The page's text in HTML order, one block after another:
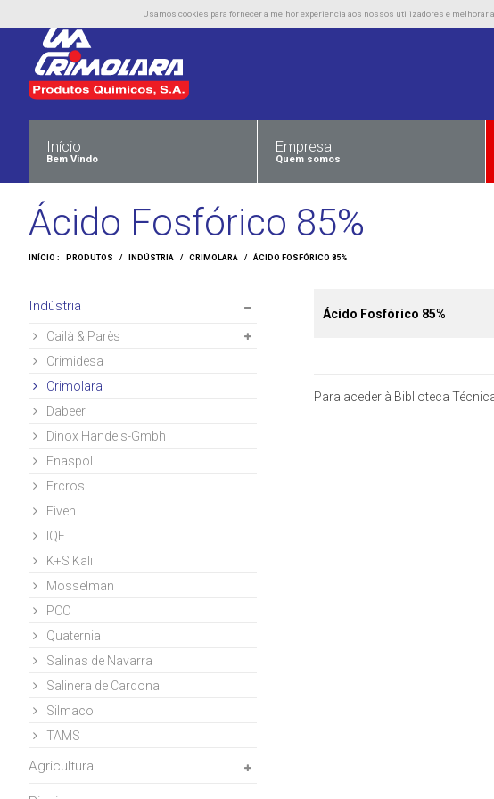
Usamos cookies para fornecer a melhor experiencia aos nossos utilizadores e melhorar
Início
Bem Vindo
Empresa
Quem somos
Ácido Fosfórico 85%
INÍCIO : PRODUTOS / INDÚSTRIA / CRIMOLARA / ÁCIDO FOSFÓRICO 85%
Ácido Fosfórico 85%
Para aceder à Biblioteca
Indústria
Cailà & Parès
Crimidesa
Crimolara
Dabeer
Dinox Handels-Gmbh
Enaspol
Ercros
Fiven
IQE
K+S Kali
Mosselman
PCC
Quaternia
Salinas de Navarra
Salinera de Cardona
Silmaco
TAMS
Agricultura